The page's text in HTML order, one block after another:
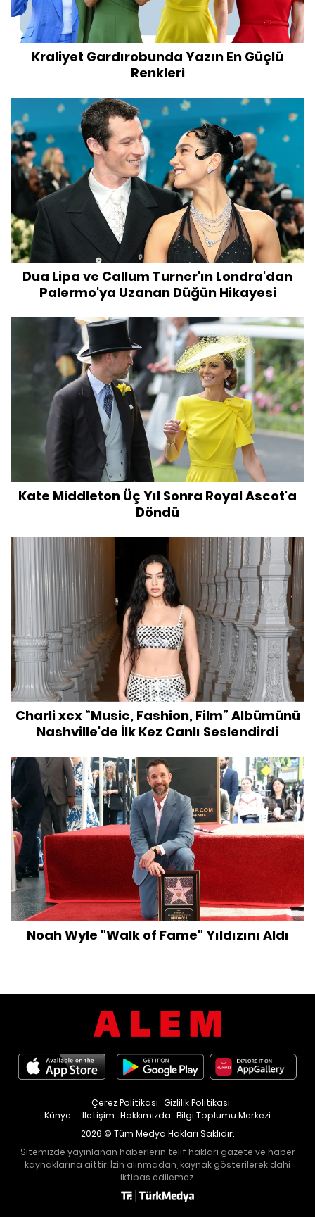
Kraliyet Gardırobunda Yazın En Güçlü
Renkleri
Dua Lipa ve Callum Turner'ın Londra'dan
Palermo'ya Uzanan Düğün Hikayesi
Kate Middleton Üç Yıl Sonra Royal Ascot'a
Döndü
Charli xcx “Music, Fashion, Film” Albümünü
Nashville'de İlk Kez Canlı Seslendirdi
Noah Wyle "Walk of Fame" Yıldızını Aldı
Künye İletişim Hakkımızda Bilgi Toplumu Merkezi
Çerez Politikası Gizlilik Politikası
2026 © Tüm Medya Hakları Saklıdır.
Sitemizde yayınlanan haberlerin telif hakları gazete ve haber
kaynaklarına aittir. İzin alınmadan, kaynak gösterilerek dahi
iktibas edilemez.